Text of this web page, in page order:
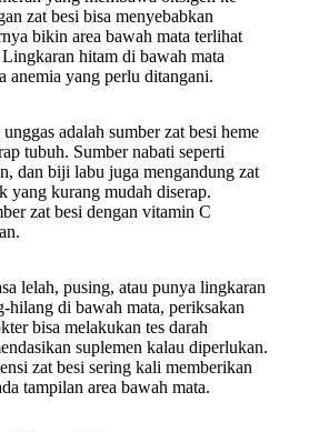
zat besi bisa menyebabkan
bikin area bawah mata terlihat
hitam di bawah mata
anemia yang perlu ditangani.
adalah sumber zat besi heme
tubuh. Sumber nabati seperti
dan biji labu juga mengandung zat
yang kurang mudah diserap.
zat besi dengan vitamin C
lelah, pusing, atau punya lingkaran
hilang di bawah mata, periksakan
bisa melakukan tes darah
suplemen kalau diperlukan.
zat besi sering kali memberikan
tampilan area bawah mata.